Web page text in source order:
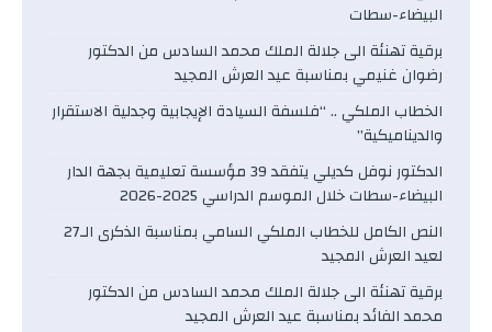
البيضاء-سطات
برقية تهنئة الى جلالة الملك محمد السادس من الدكتور
رضوان غنيمي بمناسبة عيد العرش المجيد
الخطاب الملكي .. “فلسفة السيادة الإيجابية وجدلية الاستقرار
والديناميكية”
الدكتور نوفل كديلي يتفقد 39 مؤسسة تعليمية بجهة الدار
البيضاء-سطات خلال الموسم الدراسي 2025-2026
النص الكامل للخطاب الملكي السامي بمناسبة الذكرى الـ27
لعيد العرش المجيد
برقية تهنئة الى جلالة الملك محمد السادس من الدكتور
محمد الفائد بمناسبة عيد العرش المجيد